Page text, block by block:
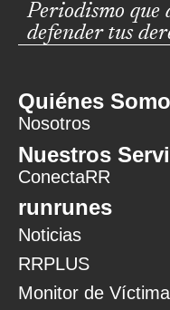
Periodismo que
defender tus
Quiénes
Nosotros
Nuestros
ConectaRR
runrunes
Noticias
RRPLUS
Monitor de